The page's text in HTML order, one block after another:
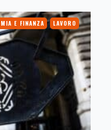
E FINANZA LAVORO